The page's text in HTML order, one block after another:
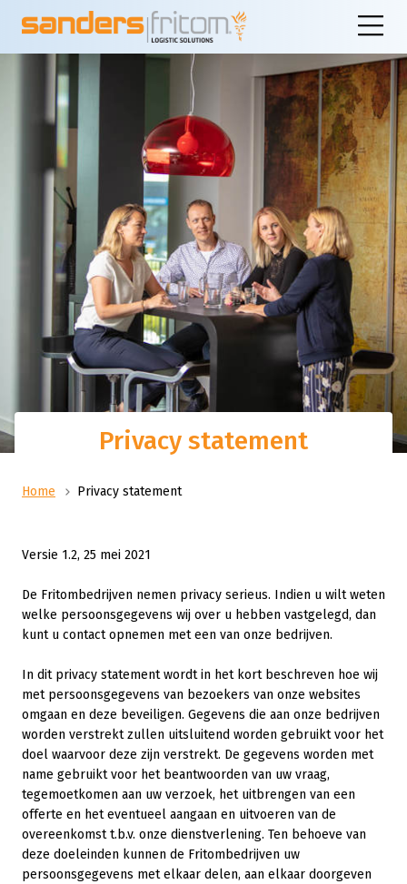
Privacy statement
Home Privacy statement
Versie 1.2, 25 mei 2021
De Fritombedrijven nemen privacy serieus. Indien u wilt weten
welke persoonsgegevens wij over u hebben vastgelegd, dan
kunt u contact opnemen met een van onze bedrijven.
In dit privacy statement wordt in het kort beschreven hoe wij
met persoonsgegevens van bezoekers van onze websites
omgaan en deze beveiligen. Gegevens die aan onze bedrijven
worden verstrekt zullen uitsluitend worden gebruikt voor het
doel waarvoor deze zijn verstrekt. De gegevens worden met
name gebruikt voor het beantwoorden van uw vraag,
tegemoetkomen aan uw verzoek, het uitbrengen van een
offerte en het eventueel aangaan en uitvoeren van de
overeenkomst t.b.v. onze dienstverlening. Ten behoeve van
deze doeleinden kunnen de Fritombedrijven uw
persoonsgegevens met elkaar delen, aan elkaar doorgeven